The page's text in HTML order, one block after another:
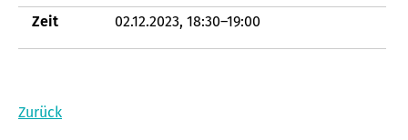
Zeit 02.12.2023, 18:30–19:00
Zurück